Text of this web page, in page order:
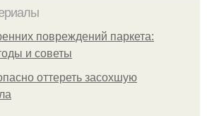
повреждений паркета:
и советы
оттереть засохшую